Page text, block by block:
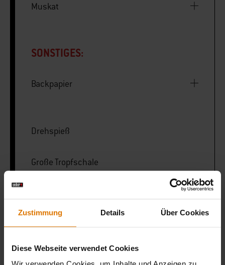
Zustimmung Details Über Cookies
Diese Webseite verwendet Cookies
Muskat
SONSTIGES:
Backpapier
Drehspieß
Große Tropfschale
LISTE DRUCKEN